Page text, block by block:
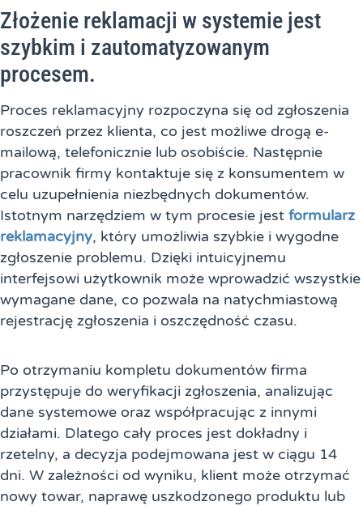
Złożenie reklamacji w systemie jest
szybkim i zautomatyzowanym
procesem.
Proces reklamacyjny rozpoczyna się od zgłoszenia
roszczeń przez klienta, co jest możliwe drogą e-
mailową, telefonicznie lub osobiście. Następnie
pracownik firmy kontaktuje się z konsumentem w
celu uzupełnienia niezbędnych dokumentów.
Istotnym narzędziem w tym procesie jest formularz
reklamacyjny, który umożliwia szybkie i wygodne
zgłoszenie problemu. Dzięki intuicyjnemu
interfejsowi użytkownik może wprowadzić wszystkie
wymagane dane, co pozwala na natychmiastową
rejestrację zgłoszenia i oszczędność czasu.
Po otrzymaniu kompletu dokumentów firma
przystępuje do weryfikacji zgłoszenia, analizując
dane systemowe oraz współpracując z innymi
działami. Dlatego cały proces jest dokładny i
rzetelny, a decyzja podejmowana jest w ciągu 14
dni. W zależności od wyniku, klient może otrzymać
nowy towar, naprawę uszkodzonego produktu lub